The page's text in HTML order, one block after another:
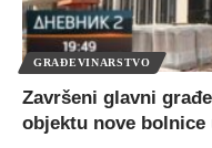
GRAĐEVINARSTVO
Završeni glavni
objektu nove bolnice